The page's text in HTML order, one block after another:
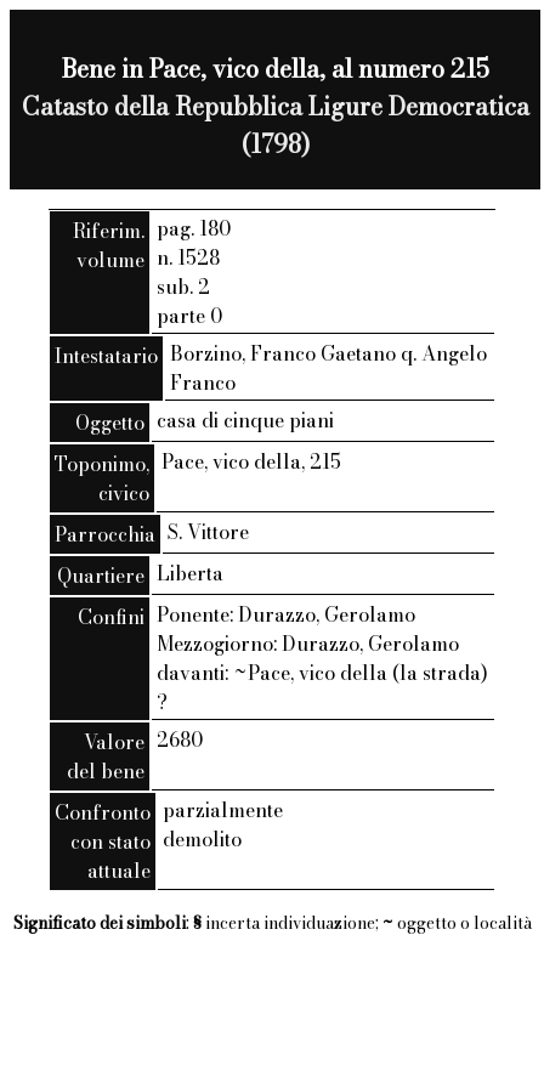
Bene in Pace, vico della, al numero 215
Catasto della Repubblica Ligure Democratica
(1798)
Riferim.
volume
pag. 180
n. 1528
sub. 2
parte 0
Intestatario Borzino, Franco Gaetano q. Angelo
Franco
Oggetto casa di cinque piani
Toponimo,
civico
Pace, vico della, 215
Parrocchia S. Vittore
Quartiere Liberta
Confini Ponente: Durazzo, Gerolamo
Mezzogiorno: Durazzo, Gerolamo
davanti: ~Pace, vico della (la strada)
?
Valore
del bene
2680
Confronto
con stato
attuale
parzialmente
demolito
Significato dei simboli: §incerta individuazione; ~ oggetto o località